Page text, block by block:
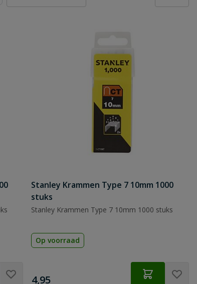
Stanley Krammen Type 7 10mm 1000
stuks
Stanley Krammen Type 7 10mm 1000 stuks
Op voorraad
€
4,95